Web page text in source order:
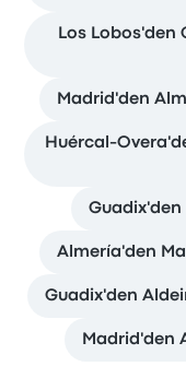
Los Lobos'den
Madrid'den
Huércal-
Guadix'den
Almería'den
Guadix'den
Madrid'den